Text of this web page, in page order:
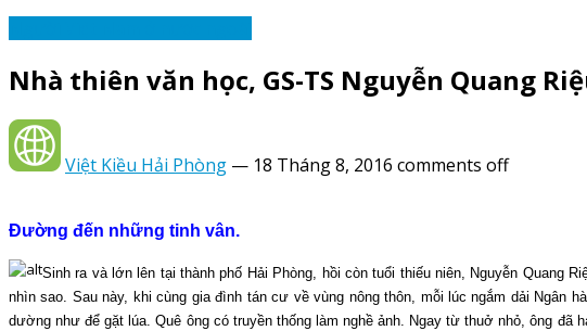
Nhà thiên văn học, GS-TS Nguyễn Quang
Việt Kiều Hải Phòng — 18 Tháng 8, 2016 comments off
Đường đến những tinh vân.
Sinh ra và lớn lên tại thành phố Hải Phòng, hồi còn tuổi thiếu niên, Nguyễn Quang
nhìn sao. Sau này, khi cùng gia đình tán cư về vùng nông thôn, mỗi lúc ngắm dải Ngân
dường như để gặt lúa.Quê ông có truyền thống làm nghề ảnh. Ngay từ thuở nhỏ, ông đã